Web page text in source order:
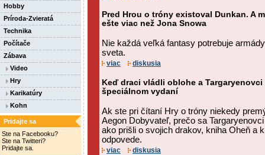
Hobby
Príroda-Zvieratá
Technika
Počítače
Zábava
Video
Hry
Karikatúry
Kohn
Pridajte sa
Ste na Facebooku?
Ste na Twitteri?
Pridajte sa.
Pred Hrou o tróny existoval Dunkan. A
ešte viac než Jona Snowa
Nie každá veľká fantasy potrebuje
sveta.
viac diskusia
Keď draci vládli oblohe a
špeciálnom vydaní
Ak ste pri čítaní Hry o tróny niekedy
Aegon Dobyvateľ, prečo sa
ako prišli o svojich drakov, kniha Oheň a
odpovede.
viac diskusia